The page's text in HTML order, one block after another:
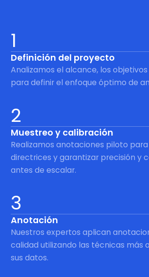
1
Definición del proyecto
Analizamos el alcance, los
para definir el enfoque óptimo de
2
Muestreo y calibración
Realizamos anotaciones piloto
directrices y garantizar precisión y
antes de escalar.
3
Anotación
Nuestros expertos aplican
calidad utilizando las técnicas más
sus datos.